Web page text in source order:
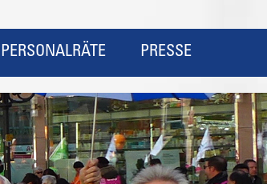
PERSONALRÄTE PRESSE